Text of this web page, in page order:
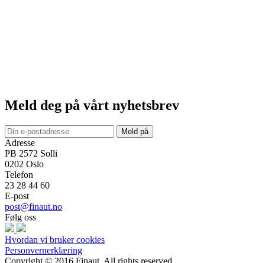
Meld deg på vårt nyhetsbrev
Meld på
Adresse
PB 2572 Solli
0202 Oslo
Telefon
23 28 44 60
E-post
post@finaut.no
Følg oss
Hvordan vi bruker cookies
Personvernerklæring